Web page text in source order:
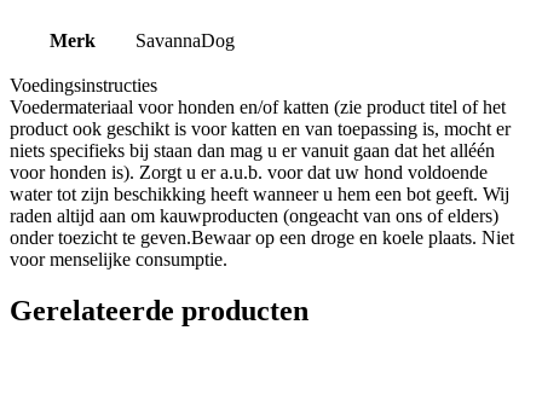
Merk SavannaDog
Voedingsinstructies
Voedermateriaal voor honden en/of katten (zie product titel of het
product ook geschikt is voor katten en van toepassing is, mocht er
niets specifieks bij staan dan mag u er vanuit gaan dat het alléén
voor honden is). Zorgt u er a.u.b. voor dat uw hond voldoende
water tot zijn beschikking heeft wanneer u hem een bot geeft. Wij
raden altijd aan om kauwproducten (ongeacht van ons of elders)
onder toezicht te geven.Bewaar op een droge en koele plaats. Niet
voor menselijke consumptie.
Gerelateerde producten